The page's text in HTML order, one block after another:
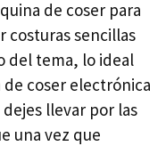
de coser para
costuras sencillas
del tema, lo ideal
de coser electrónica
llevar por las
una vez que